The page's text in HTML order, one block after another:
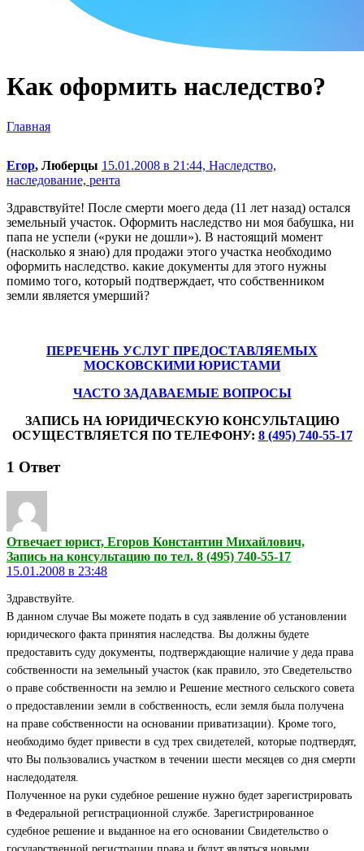
Как оформить наследство?
Главная
Егор, Люберцы 15.01.2008 в 21:44, Наследство,
наследование, рента
Здравствуйте! После смерти моего деда (11 лет назад) остался
земельный участок. Оформить наследство ни моя бабушка, ни
папа не успели («руки не дошли»). В настоящий момент
(насколько я знаю) для продажи этого участка необходимо
оформить наследство. какие документы для этого нужны
помимо того, который подтверждает, что собственником
земли является умерший?
ПЕРЕЧЕНЬ УСЛУГ ПРЕДОСТАВЛЯЕМЫХ
МОСКОВСКИМИ ЮРИСТАМИ
ЧАСТО ЗАДАВАЕМЫЕ ВОПРОСЫ
ЗАПИСЬ НА ЮРИДИЧЕСКУЮ КОНСУЛЬТАЦИЮ
ОСУЩЕСТВЛЯЕТСЯ ПО ТЕЛЕФОНУ: 8 (495) 740-55-17
1 Ответ
Отвечает юрист, Егоров Константин Михайлович,
Запись на консультацию по тел. 8 (495) 740-55-17
15.01.2008 в 23:48
Здравствуйте.
В данном случае Вы можете подать в суд заявление об установлении
юридического факта принятия наследства. Вы должны будете
предоставить суду документы, подтверждающие наличие у деда права
собственности на земельный участок (как правило, это Сведетельство
о праве собственности на землю и Решение местного сельского совета
о предоставлении земли в собственность, если земля была получена
на праве собственности на основании приватизации). Кроме того,
необходимо будет привести в суд трех свидетелей, которые подтвердят,
что Вы пользовались участком в течении шести месяцев со дня смерти
наследодателя.
Полученное на руки судебное решение нужно будет зарегистрировать
в Федеральной регистрационной службе. Зарегистрированное
судебное решение и выданное на его основании Свидетельство о